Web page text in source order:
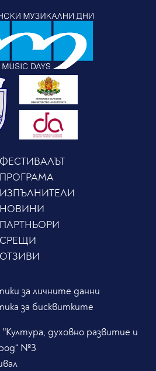
ФЕСТИВАЛЪТ
ПРОГРАМА
ИЗПЪЛНИТЕЛИ
НОВИНИ
ПАРТНЬОРИ
СРЕЩИ
ОТЗИВИ
за личните данни
за бисквитките
духовно развитие и
№3